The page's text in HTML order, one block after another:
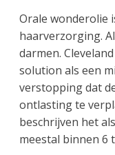
Orale wonderolie
haarverzorging.
darmen.
solution als een
verstopping dat
ontlasting te
beschrijven het
meestal binnen 6